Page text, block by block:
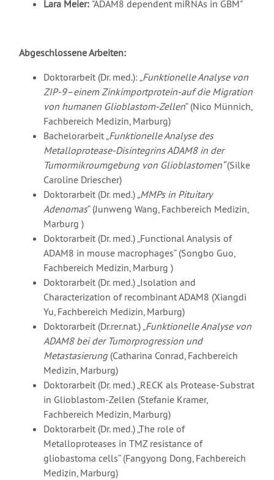
Lara Meier: "ADAM8 dependent miRNAs in GBM"
Abgeschlossene Arbeiten:
Doktorarbeit (Dr. med.): „Funktionelle Analyse von
ZIP-9–einem Zinkimportprotein-auf die Migration
von humanen Glioblastom-Zellen“ (Nico Münnich,
Fachbereich Medizin, Marburg)
Bachelorarbeit „Funktionelle Analyse des
Metalloprotease-Disintegrins ADAM8 in der
Tumormikroumgebung von Glioblastomen“(Silke
Caroline Driescher)
Doktorarbeit (Dr. med.) „MMPs in Pituitary
Adenomas“ (Junweng Wang, Fachbereich Medizin,
Marburg )
Doktorarbeit (Dr. med.) „Functional Analysis of
ADAM8 in mouse macrophages“ (Songbo Guo,
Fachbereich Medizin, Marburg )
Doktorarbeit (Dr. med.) „Isolation and
Characterization of recombinant ADAM8 (Xiangdi
Yu, Fachbereich Medizin, Marburg)
Doktorarbeit (Dr.rer.nat.) „Funktionelle Analyse von
ADAM8 bei der Tumorprogression und
Metastasierung (Catharina Conrad, Fachbereich
Medizin, Marburg)
Doktorarbeit (Dr. med.) „RECK als Protease-Substrat
in Glioblastom-Zellen (Stefanie Kramer,
Fachbereich Medizin, Marburg)
Doktorarbeit (Dr. med.) „The role of
Metalloproteases in TMZ resistance of
gliobastoma cells“ (Fangyong Dong, Fachbereich
Medizin, Marburg)